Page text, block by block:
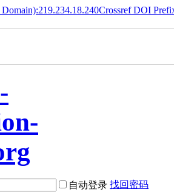
Crossref DOI
自动登录 找回密码